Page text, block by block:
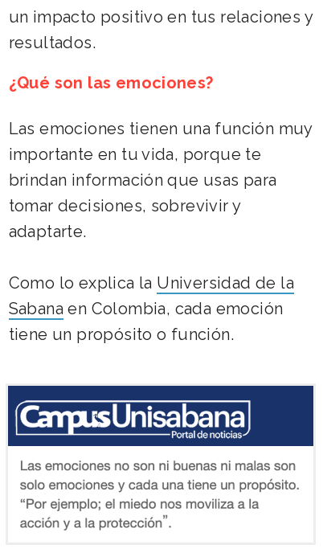
un impacto positivo en tus relaciones y
resultados.
Las emociones tienen una función muy
importante en tu vida, porque te
brindan información que usas para
tomar decisiones, sobrevivir y
adaptarte.
Como lo explica la Universidad de la
Sabana en Colombia, cada emoción
tiene un propósito o función.
¿Qué son las emociones?